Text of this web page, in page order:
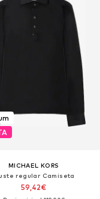
MICHAEL KORS
regular Camiseta
59,42€